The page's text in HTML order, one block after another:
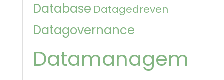
Database Datagedreven
Datagovernance
Datamanagem